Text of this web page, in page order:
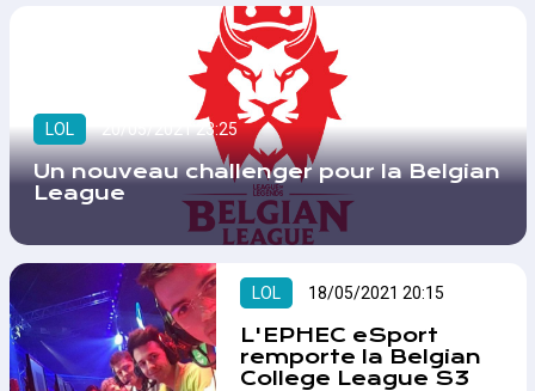
LOL 20/05/2021 23:25
Un nouveau challenger pour la Belgian
League
LOL 18/05/2021 20:15
L'EPHEC eSport
remporte la Belgian
College League S3